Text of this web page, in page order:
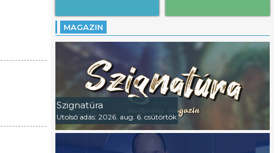
MAGAZIN
Szignatúra
Utolsó adás: 2026. aug. 6. csütörtök